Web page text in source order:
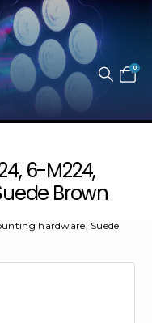
0
6-M224,
Brown
hardware, Suede